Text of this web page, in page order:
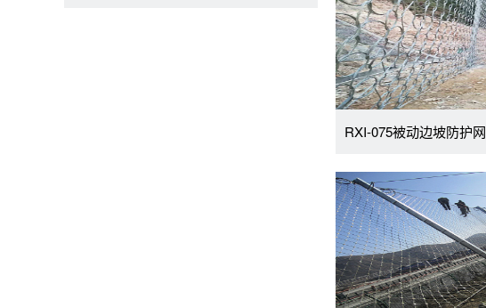
RXI-075被动边坡防护网